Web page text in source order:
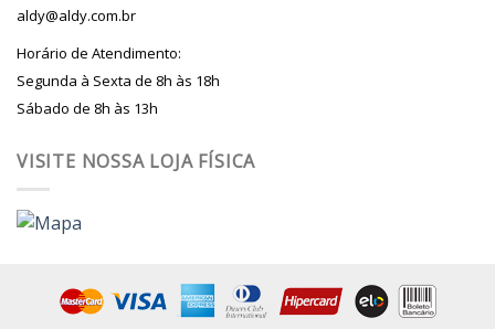
aldy@aldy.com.br
Horário de Atendimento:
Segunda à Sexta de 8h às 18h
Sábado de 8h às 13h
VISITE NOSSA LOJA FÍSICA